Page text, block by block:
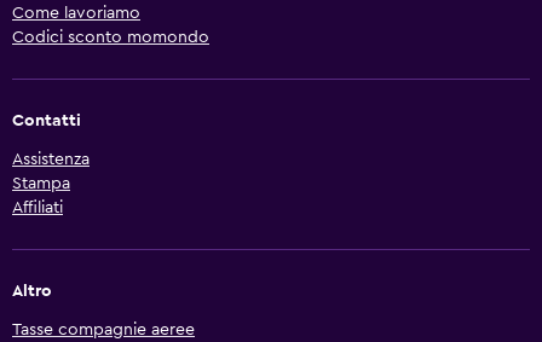
Come lavoriamo
Codici sconto momondo
Contatti
Assistenza
Stampa
Affiliati
Altro
Tasse compagnie aeree